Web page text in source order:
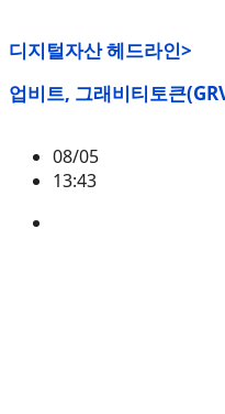
디지털자산 헤드라인>
업비트, 그래비티토큰
08/05
13:43